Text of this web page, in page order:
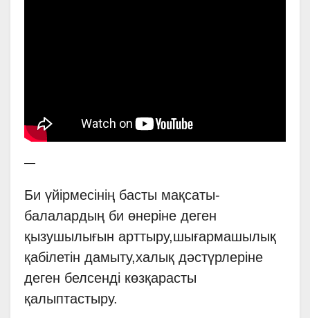
—
Би үйірмесінің басты мақсаты-
балалардың би өнеріне деген
қызушылығын арттыру,шығармашылық
қабілетін дамыту,халық дәстүрлеріне
деген белсенді көзқарасты
қалыптастыру.